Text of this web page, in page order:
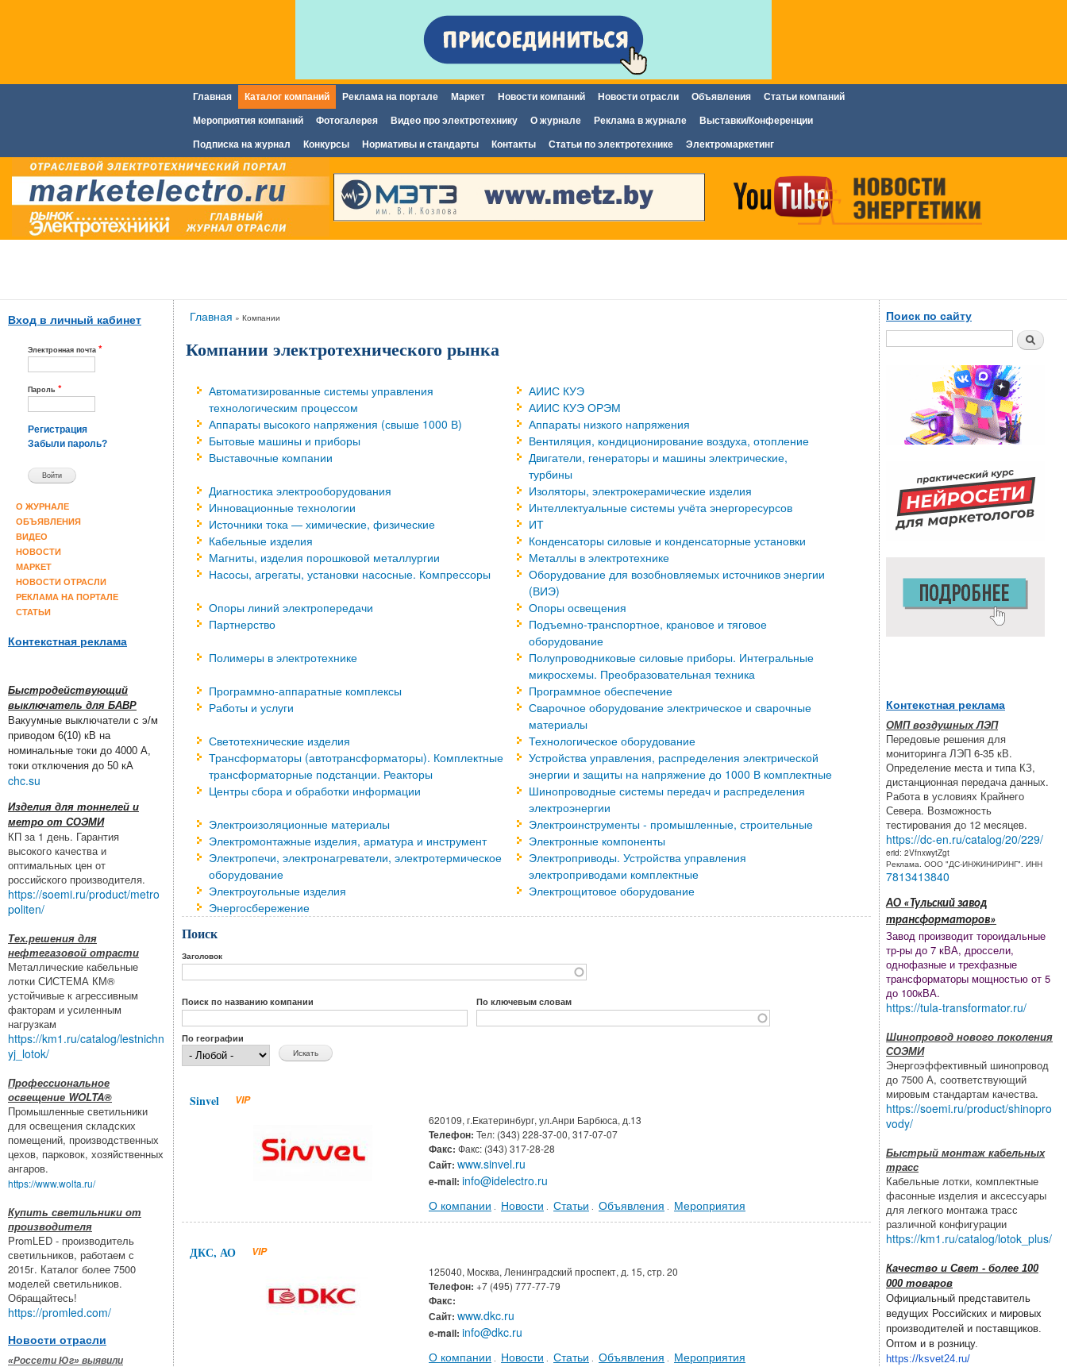
содержанию
Главное меню
Главная Каталог компаний Реклама на портале Маркет Новости компаний Новости отрасли Объявления Статьи компаний
Мероприятия компаний Фотогалерея Видео про электротехнику О журнале Реклама в журнале Выставки/Конференции
Подписка на журнал Конкурсы Нормативы и стандарты Контакты Статьи по электротехнике Электромаркетинг
Вход в личный кабинет
Электронная почта *
Пароль *
Регистрация
Забыли пароль?
О ЖУРНАЛЕ
ОБЪЯВЛЕНИЯ
ВИДЕО
НОВОСТИ
МАРКЕТ
НОВОСТИ ОТРАСЛИ
РЕКЛАМА НА ПОРТАЛЕ
СТАТЬИ
Контекстная реклама
Быстродействующий
выключатель для БАВР
Вакуумные выключатели с э/м
приводом 6(10) кВ на
номинальные токи до 4000 А,
токи отключения до 50 кА
chc.su
Изделия для тоннелей и
метро от СОЭМИ
КП за 1 день. Гарантия
высокого качества и
оптимальных цен от
российского производителя.
https://soemi.ru/product/metro
politen/
Тех.решения для
нефтегазовой отрасти
Металлические кабельные
лотки СИСТЕМА КМ®
устойчивые к агрессивным
факторам и усиленным
нагрузкам
https://km1.ru/catalog/lestnichn
yj_lotok/
Профессиональное
освещение WOLTA®
Промышленные светильники
для освещения складских
помещений, производственных
цехов, парковок, хозяйственных
ангаров.
https://www.wolta.ru/
Купить светильники от
производителя
PromLED - производитель
светильников, работаем с
2015г. Каталог более 7500
моделей светильников.
Обращайтесь!
https://promled.com/
Новости отрасли
«Россети Юг» выявили
Вы здесь
Главная » Компании
Компании электротехнического рынка
Автоматизированные системы управления
технологическим процессом
АИИС КУЭ
АИИС КУЭ ОРЭМ
Аппараты высокого напряжения (свыше 1000 В)
Аппараты низкого напряжения
Бытовые машины и приборы
Вентиляция, кондиционирование воздуха, отопление
Выставочные компании
Двигатели, генераторы и машины электрические,
турбины
Диагностика электрооборудования
Изоляторы, электрокерамические изделия
Инновационные технологии
Интеллектуальные системы учёта энергоресурсов
Источники тока — химические, физические
ИТ
Кабельные изделия
Конденсаторы силовые и конденсаторные установки
Магниты, изделия порошковой металлургии
Металлы в электротехнике
Насосы, агрегаты, установки насосные. Компрессоры
Оборудование для возобновляемых источников энергии
(ВИЭ)
Опоры линий электропередачи
Опоры освещения
Партнерство
Подъемно-транспортное, крановое и тяговое
оборудование
Полимеры в электротехнике
Полупроводниковые силовые приборы. Интегральные
микросхемы. Преобразовательная техника
Программно-аппаратные комплексы
Программное обеспечение
Работы и услуги
Сварочное оборудование электрическое и сварочные
материалы
Светотехнические изделия
Технологическое оборудование
Трансформаторы (автотрансформаторы). Комплектные
трансформаторные подстанции. Реакторы
Устройства управления, распределения электрической
энергии и защиты на напряжение до 1000 В комплектные
Центры сбора и обработки информации
Шинопроводные системы передач и распределения
электроэнергии
Электроизоляционные материалы
Электроинструменты - промышленные, строительные
Электромонтажные изделия, арматура и инструмент
Электронные компоненты
Электропечи, электронагреватели, электротермическое
оборудование
Электроприводы. Устройства управления
электроприводами комплектные
Электроугольные изделия
Электрощитовое оборудование
Энергосбережение
Поиск
Заголовок
Поиск по названию компании По ключевым словам
По географии
Sinvel
VIP
620109, г.Екатеринбург, ул.Анри Барбюса, д.13
Телефон: Тел: (343) 228-37-00, 317-07-07
Факс: Факс: (343) 317-28-28
Сайт: www.sinvel.ru
e-mail: info@idelectro.ru
О компании
Новости Статьи Объявления Мероприятия
ДКС, АО
VIP
125040, Москва, Ленинградский проспект, д. 15, стр. 20
Телефон: +7 (495) 777-77-79
Факс:
Сайт: www.dkc.ru
e-mail: info@dkc.ru
О компании
Новости Статьи Объявления Мероприятия
Поиск по сайту
Поиск
Контекстная реклама
ОМП воздушных ЛЭП
Передовые решения для
мониторинга ЛЭП 6-35 кВ.
Определение места и типа КЗ,
дистанционная передача данных.
Работа в условиях Крайнего
Севера. Возможность
тестирования до 12 месяцев.
https://dc-en.ru/catalog/20/229/
erid: 2VfnxwytZgt
Реклама. ООО "ДС-ИНЖИНИРИНГ". ИНН
7813413840
АО «Тульский завод
трансформаторов»
Завод производит тороидальные
тр-ры до 7 кВА, дроссели,
однофазные и трехфазные
трансформаторы мощностью от 5
до 100кВА.
https://tula-transformator.ru/
Шинопровод нового поколения
СОЭМИ
Энергоэффективный шинопровод
до 7500 А, соответствующий
мировым стандартам качества.
https://soemi.ru/product/shinopro
vody/
Быстрый монтаж кабельных
трасс
Кабельные лотки, комплектные
фасонные изделия и аксессуары
для легкого монтажа трасс
различной конфигурации
https://km1.ru/catalog/lotok_plus/
Качество и Свет - более 100
000 товаров
Официальный представитель
ведущих Российских и мировых
производителей и поставщиков.
Оптом и в розницу.
https://ksvet24.ru/